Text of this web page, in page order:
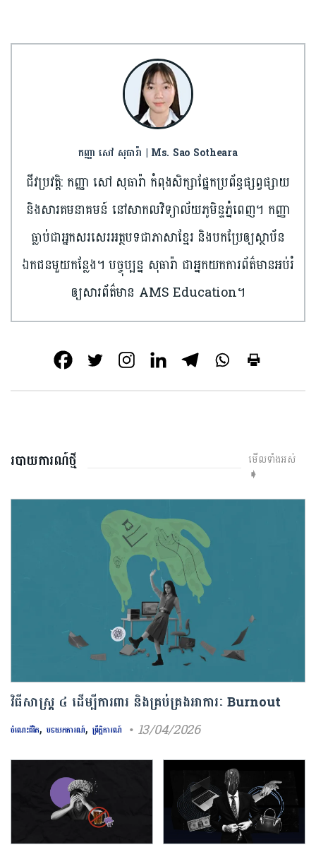
កញ្ញា សៅ សុធារ៉ា | Ms. Sao Sotheara
ជីវប្រវត្តិ: កញ្ញា សៅ សុធារ៉ា កំពុងសិក្សាផ្នែកប្រព័ន្ធផ្សព្វផ្សាយ
និងសារគមនាគមន៍ នៅសាកលវិទ្យាល័យភូមិន្ទភ្នំពេញ។ កញ្ញា
ធ្លាប់ជាអ្នកសរសេរអត្ថបទជាភាសាខ្មែរ និងបកប្រែឲ្យស្ថាប័ន
ឯកជនមួយកន្លែង។ បច្ចុប្បន្ន សុធារ៉ា ជាអ្នកយកការព័ត៌មានអប់រំ
ឲ្យសារព័ត៌មាន AMS Education។
របាយការណ៍ថ្មី
មើលទាំងអស់
➧
វិធីសាស្រ្ត ៤ ​ដើម្បី​ការពារ និងគ្រប់គ្រង​អាការៈ Burnout
ចំណេះជីវិត, បទយកការណ៍, ព្រឹត្តិការណ៍ • 13/04/2026